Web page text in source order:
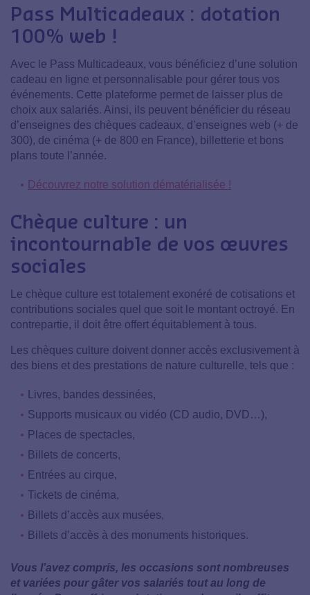
Pass Multicadeaux : dotation
100% web !
Avec le Pass Multicadeaux, vous bénéficiez d’une solution
cadeau en ligne et personnalisable pour gérer tous vos
événements. Cette plateforme permet de laisser plus de
choix aux salariés. Ainsi, ils peuvent bénéficier du réseau
d’enseignes des chèques cadeaux, d’enseignes web (+ de
300), de cinéma (+ de 800 en France), billetterie et bons
plans toute l’année.
Découvrez notre solution dématérialisée !
Chèque culture : un
incontournable de vos œuvres
sociales
Le chèque culture est totalement exonéré de cotisations et
contributions sociales quel que soit le montant octroyé. En
contrepartie, il doit être offert équitablement à tous.
Les chèques culture doivent donner accès exclusivement à
des biens et des prestations de nature culturelle, tels que :
Livres, bandes dessinées,
Supports musicaux ou vidéo (CD audio, DVD…),
Places de spectacles,
Billets de concerts,
Entrées au cirque,
Tickets de cinéma,
Billets d’accès aux musées,
Billets d’accès à des monuments historiques.
Vous l’avez compris, les occasions sont nombreuses
et variées pour gâter vos salariés tout au long de